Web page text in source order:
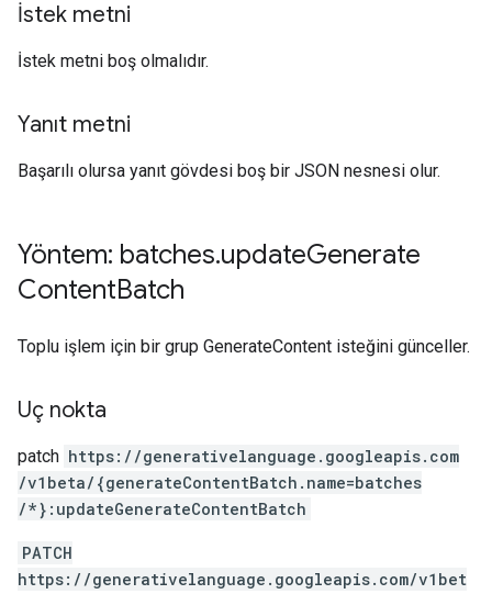
İstek metni
İstek metni boş olmalıdır.
Yanıt metni
Başarılı olursa yanıt gövdesi boş bir JSON nesnesi olur.
Yöntem: batches.updateGenerate
ContentBatch
Toplu işlem için bir grup GenerateContent isteğini günceller.
Uç nokta
patch https: / /generativelanguage.googleapis.com
/v1beta/{generateContentBatch.name=batches
/*}:updateGenerateContentBatch
PATCH
https://generativelanguage.googleapis.com/v1bet